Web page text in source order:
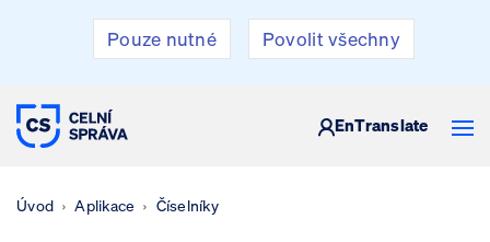
Pouze nutné Povolit všechny
CELNÍ SPRÁVA ČESKÉ REPUBLIKY
EnTranslate
Úvod Aplikace Číselníky